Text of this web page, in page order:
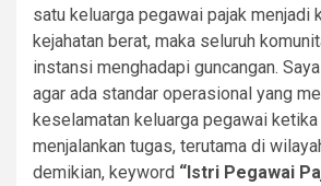
satu keluarga pegawai pajak menjadi
kejahatan berat, maka seluruh
instansi menghadapi guncangan.
agar ada standar operasional yang
keselamatan keluarga pegawai
menjalankan tugas, terutama di
demikian, keyword “Istri Pegawai